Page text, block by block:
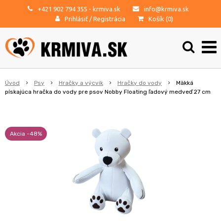
+421 902 794 355 - krmiva.sk
info@krmiva.sk
Prihlásiť / Registrácia Košík (0)
Úvod Psy Hračky a výcvik Hračky do vody
Mäkká
pískajúca hračka do vody pre psov Nobby Floating ľadový medveď 27 cm
Akcia -48%